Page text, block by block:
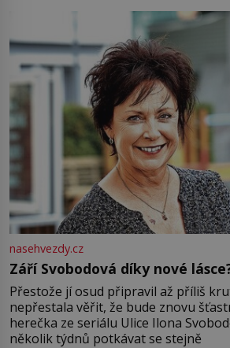
Jsme spolu moc rádi Tehdy byla jiná
nasehvezdy.cz
Září Svobodová díky nové
Přestože jí osud připravil až příliš
nepřestala věřit, že bude znovu šťastná.
herečka ze seriálu Ulice Ilona
několik týdnů potkávat se stejně